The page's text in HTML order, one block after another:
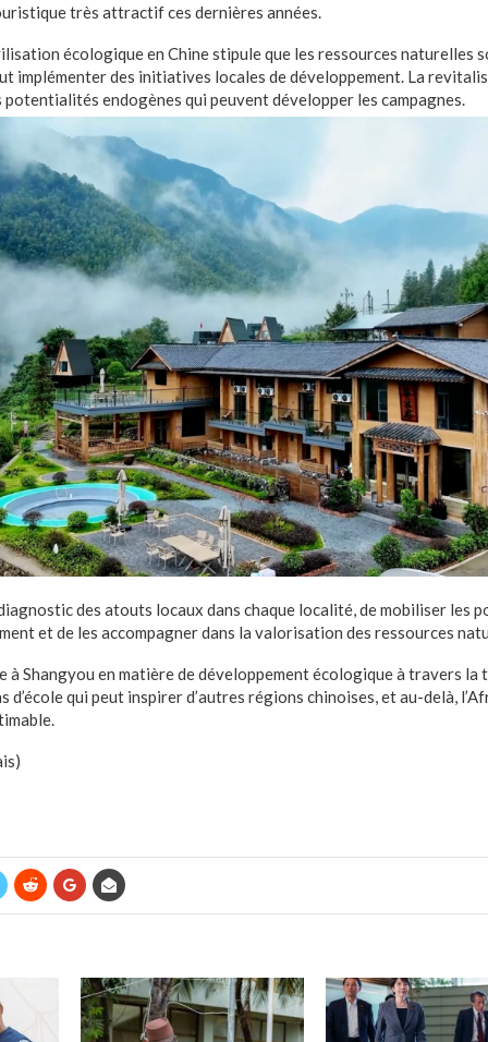
très attractif ces dernières années.
écologique en Chine stipule que les ressources naturelles
implémenter des initiatives locales de développement. La
potentialités endogènes qui peuvent développer les campagnes.
des atouts locaux dans chaque localité, de mobiliser les
et de les accompagner dans la valorisation des ressources
à Shangyou en matière de développement écologique à travers la
d’école qui peut inspirer d’autres régions chinoises, et au-delà,